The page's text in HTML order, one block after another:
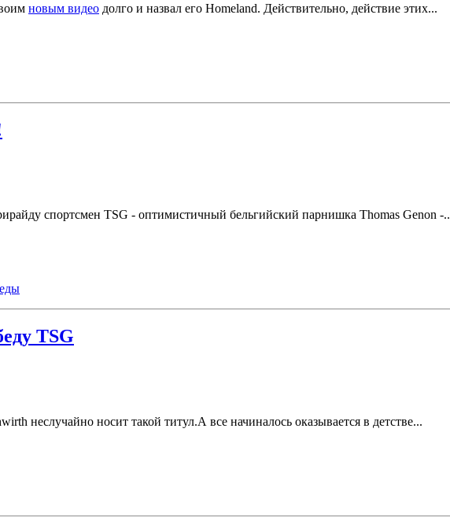
новым видео долго и назвал его Homeland. Действительно, действие этих...
спортсмен TSG - оптимистичный бельгийский парнишка Thomas Genon -
TSG
неслучайно носит такой титул.А все начиналось оказывается в детстве...